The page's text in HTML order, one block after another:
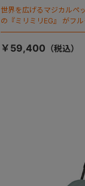
世界を広げるマジカルペ
の『ミリミリEG』 がフ
「マジカルフォールディ
￥59,400